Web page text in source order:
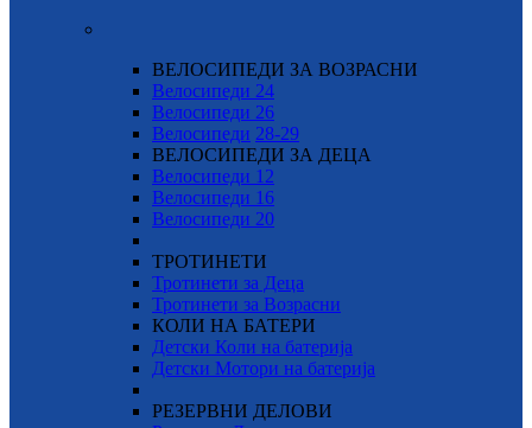
ВЕЛОСИПЕДИ ЗА ВОЗРАСНИ
Велосипеди 24
Велосипеди 26
Велосипеди 28-29
ВЕЛОСИПЕДИ ЗА ДЕЦА
Велосипеди 12
Велосипеди 16
Велосипеди 20
ТРОТИНЕТИ
Тротинети за Деца
Тротинети за Возрасни
КОЛИ НА БАТЕРИ
Детски Коли на батерија
Детски Мотори на батерија
РЕЗЕРВНИ ДЕЛОВИ